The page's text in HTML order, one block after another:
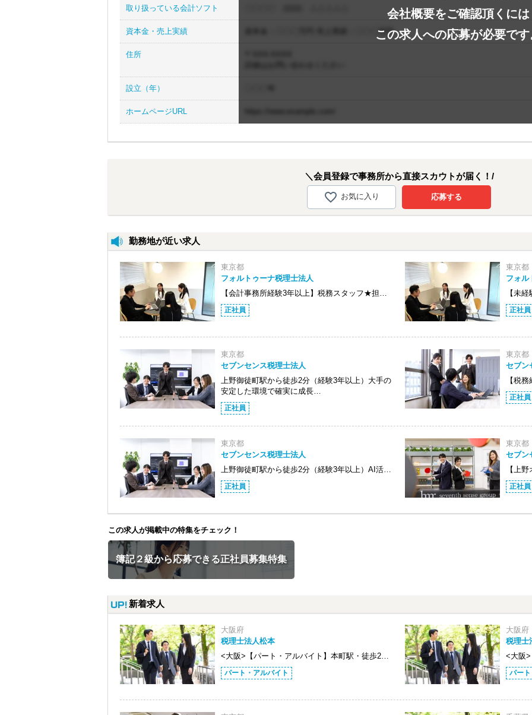
会社概要をご確認頂くには
この求人への応募が必要で
取り扱っている会計ソフト
資本金・売上実績 資本金：〇〇〇万円 売上実績：〇〇〇万円
住所
設立（年）
ホームページURL
＼会員登録で事務所から直接スカウトが届く！/
お気に入り 応募する
勤務地が近い求人
東京都
フォルトゥーナ税理士法人
【会計事務所経験3年以上】税務スタッフ★担…
正社員
東京都
フォル
【未
正社員
東京都
セブンセンス税理士法人
上野御徒町駅から徒歩2分（経験3年以上）大手の
安定した環境で確実に成長…
正社員
東京都
セブン
【税
正社員
東京都
セブンセンス税理士法人
上野御徒町駅から徒歩2分（経験3年以上）AI活…
正社員
東京都
セブン
【上
正社員
この求人が掲載中の特集をチェック！
簿記２級から応募できる正社員募集特集
新着求人
大阪府
税理士法人松本
<大阪>【パート・アルバイト】本町駅・徒歩2…
パート・アルバイト
大阪府
税理士
<大阪
パー